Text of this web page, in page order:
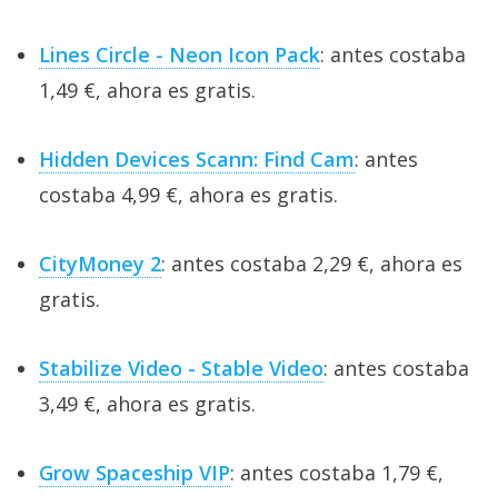
Lines Circle - Neon Icon Pack: antes costaba
1,49 €, ahora es gratis.
Hidden Devices Scann: Find Cam: antes
costaba 4,99 €, ahora es gratis.
CityMoney 2: antes costaba 2,29 €, ahora es
gratis.
Stabilize Video - Stable Video: antes costaba
3,49 €, ahora es gratis.
Grow Spaceship VIP: antes costaba 1,79 €,